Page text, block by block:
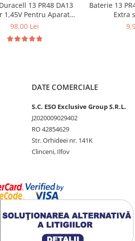
13 PR48 DA13
1,45V Pentru Aparate
Set 60 buc
98,00 Lei
Baterie 13
Extra
DATE COMERCIALE
S.C. ESO Exclusive Group S.R.L.
J2020009029402
RO 42854629
Str. Orhideei nr. 141K
Clinceni, Ilfov